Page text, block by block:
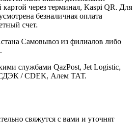
картой через терминал, Kaspi QR. Для
безналичная оплата
счет.
Самовывоз из филиалов либо
службами QazPost, Jet Logistic,
/ CDEK, Алем ТАТ.
свяжутся с вами и уточнят